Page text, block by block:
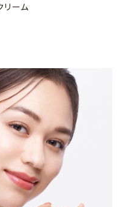
リーム